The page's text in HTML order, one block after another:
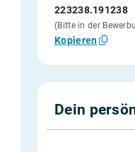
223238.191238
(Bitte in der
Kopieren
Dein